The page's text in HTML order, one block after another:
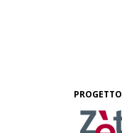
PROGETTO